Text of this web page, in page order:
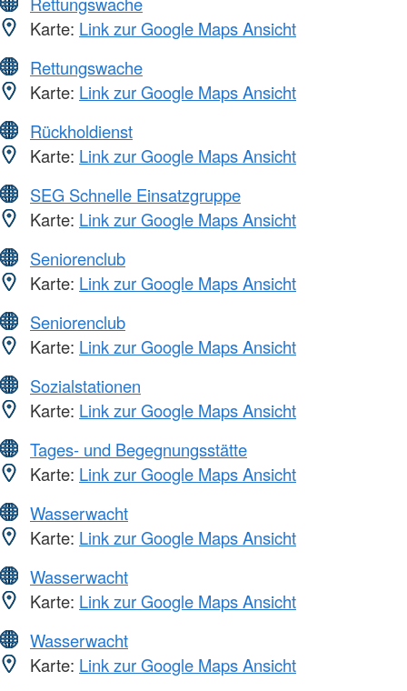
Karte: Link zur Google Maps Ansicht
Rettungswache
Karte: Link zur Google Maps Ansicht
Rückholdienst
Karte: Link zur Google Maps Ansicht
SEG Schnelle Einsatzgruppe
Karte: Link zur Google Maps Ansicht
Seniorenclub
Karte: Link zur Google Maps Ansicht
Seniorenclub
Karte: Link zur Google Maps Ansicht
Sozialstationen
Karte: Link zur Google Maps Ansicht
Tages- und Begegnungsstätte
Karte: Link zur Google Maps Ansicht
Wasserwacht
Karte: Link zur Google Maps Ansicht
Wasserwacht
Karte: Link zur Google Maps Ansicht
Wasserwacht
Karte: Link zur Google Maps Ansicht